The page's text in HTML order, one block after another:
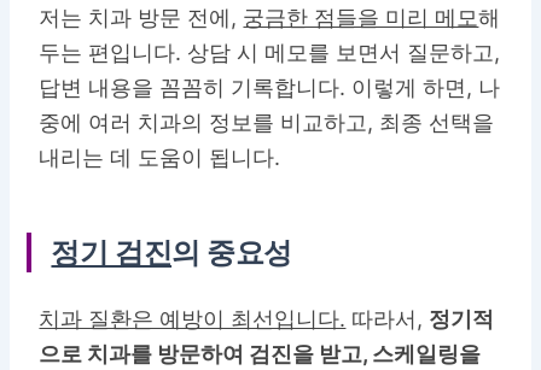
저는 치과 방문 전에, 궁금한 점들을 미리 메모해
두는 편입니다. 상담 시 메모를 보면서 질문하고,
답변 내용을 꼼꼼히 기록합니다. 이렇게 하면, 나
중에 여러 치과의 정보를 비교하고, 최종 선택을
내리는 데 도움이 됩니다.
정기 검진의 중요성
치과 질환은 예방이 최선입니다. 따라서, 정기적
으로 치과를 방문하여 검진을 받고, 스케일링을